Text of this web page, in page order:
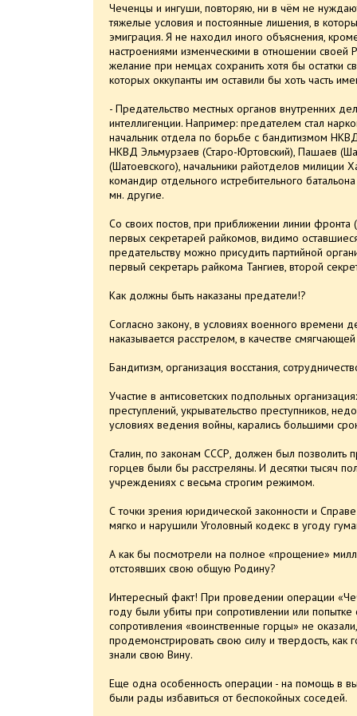
Чеченцы и ингуши, повторяю, ни в чём не
тяжелые условия и постоянные лишения, в
эмиграция. Я не находил иного объяснения,
настроениями изменческими в отношении
желание при немцах сохранить хотя бы остатки
которых оккупанты им оставили бы хоть часть
- Предательство местных органов внутренних
интеллигенции. Например: предателем стал
начальник отдела по борьбе с бандитизмом
НКВД Эльмурзаев (Старо-Юртовский), Пашаев
(Шатоевского), начальники райотделов милиции
командир отдельного истребительного
мн. другие.
Со своих постов, при приближении линии фронта
первых секретарей райкомов, видимо
предательству можно присудить партийной
первый секретарь райкома Тангиев, второй
Как должны быть наказаны предатели!?
Согласно закону, в условиях военного времени
наказывается расстрелом, в качестве
Бандитизм, организация восстания,
Участие в антисоветских подпольных
преступлений, укрывательство преступников,
условиях ведения войны, карались большими
Сталин, по законам СССР, должен был позволить
горцев были бы расстреляны. И десятки тысяч
учреждениях с весьма строгим режимом.
С точки зрения юридической законности и
мягко и нарушили Уголовный кодекс в угоду
А как бы посмотрели на полное «прощение»
отстоявших свою общую Родину?
Интересный факт! При проведении операции
году были убиты при сопротивлении или
сопротивления «воинственные горцы» не
продемонстрировать свою силу и твердость,
знали свою Вину.
Еще одна особенность операции - на помощь в
были рады избавиться от беспокойных соседей.